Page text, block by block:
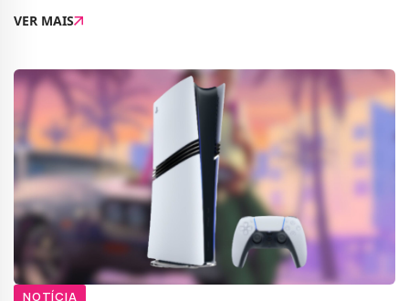
rumor recente, que afirmava que GTA 6 ia
VER MAIS
NOTÍCIA